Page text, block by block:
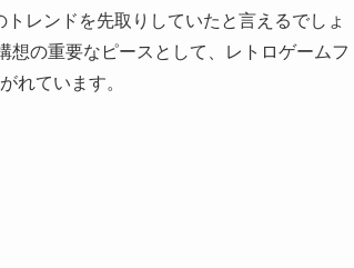
レンドを先取りしていたと言えるでしょ
想の重要なピースとして、レトロゲームフ
れています。